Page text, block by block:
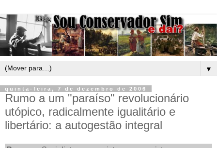
▼
quinta-feira, 7 de dezembro de 2006
Rumo a um "paraíso" revolucionário
utópico, radicalmente igualitário e
libertário: a autogestão integral